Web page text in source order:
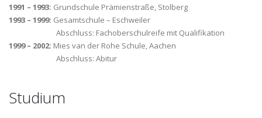
1991 – 1993: Grundschule Prämienstraße, Stolberg
1993 – 1999: Gesamtschule – Eschweiler
Abschluss: Fachoberschulreife mit Qualifikation
1999 – 2002: Mies van der Rohe Schule, Aachen
Abschluss: Abitur
Studium